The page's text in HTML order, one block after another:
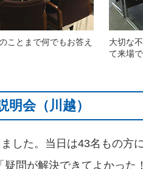
ことまで何でもお答え
大切な
て来場で
会（川越）
した。当日は43名もの方
問が解決できてよかった